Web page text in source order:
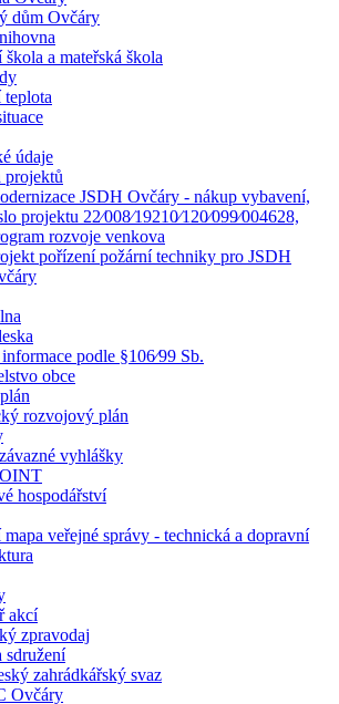
dům Ovčáry
a mateřská škola
údaje
projektů
JSDH Ovčáry - nákup vybavení,
projektu 22⁄008⁄19210⁄120⁄099⁄004628,
rozvoje venkova
pořízení požární techniky pro JSDH
podle §106⁄99 Sb.
obce
rozvojový plán
vyhlášky
hospodářství
veřejné správy - technická a dopravní
akcí
zpravodaj
sdružení
zahrádkářský svaz
Ovčáry